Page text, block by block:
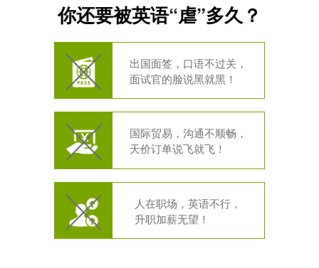
你还要被英语“虐”多久？
出国面签，口语不过关，
面试官的脸说黑就黑！
国际贸易，沟通不顺畅，
天价订单说飞就飞！
人在职场，英语不行，
升职加薪无望！